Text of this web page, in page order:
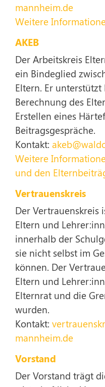
mannheim.de
Weitere
AKEB
Der Arbeitskreis
ein Bindeglied
Eltern. Er
Berechnung des
Erstellen eines
Beitragsgespräche.
Kontakt:
Weitere
und den
Vertrauenskreis
Der Vertrauenskreis
Eltern und
innerhalb der
sie nicht selbst im
können. Der
Eltern und
Elternrat und die
wurden.
Kontakt:
mannheim.de
Vorstand
Der Vorstand trägt